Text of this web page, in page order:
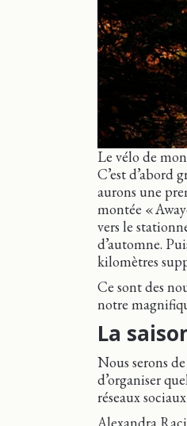
Le vélo de
C’est d’abord
aurons une
montée «
vers le
d’automne.
kilomètres
Ce sont des
notre
La
Nous serons
d’organiser
réseaux
Alexandra